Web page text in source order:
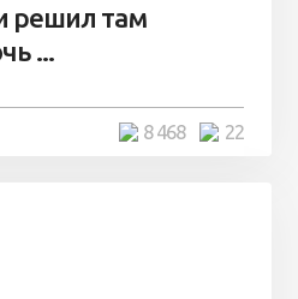
решил там
...
22
8 468